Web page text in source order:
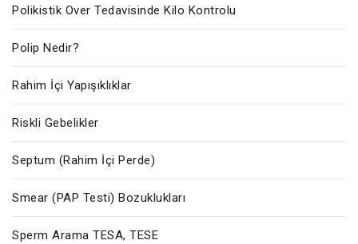
Polikistik Over Tedavisinde Kilo Kontrolu
Polip Nedir?
Rahim İçi Yapışıklıklar
Riskli Gebelikler
Septum (Rahim İçi Perde)
Smear (PAP Testi) Bozuklukları
Sperm Arama TESA, TESE